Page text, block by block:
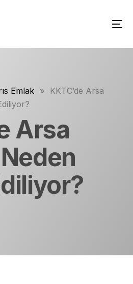
Emlak »
KKTC’de Arsa
Arsa
Neden